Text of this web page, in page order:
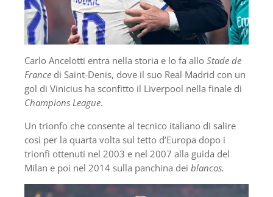
Carlo Ancelotti entra nella storia e lo fa allo Stade de
France di Saint-Denis, dove il suo Real Madrid con un
gol di Vinicius ha sconfitto il Liverpool nella finale di
Champions League.
Un trionfo che consente al tecnico italiano di salire
così per la quarta volta sul tetto d’Europa dopo i
trionfi ottenuti nel 2003 e nel 2007 alla guida del
Milan e poi nel 2014 sulla panchina dei blancos.